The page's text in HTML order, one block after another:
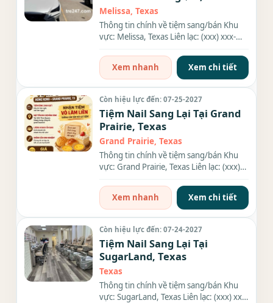
Melissa, Texas
Thông tin chính về tiệm sang/bán Khu
vực: Melissa, Texas Liên lạc: (xxx) xxx-
Xem nhanh
Xem chi tiết
Còn hiệu lực đến: 07-25-2027
Tiệm Nail Sang Lại Tại Grand
Prairie, Texas
Grand Prairie, Texas
Thông tin chính về tiệm sang/bán Khu
vực: Grand Prairie, Texas Liên lạc: (xxx)
Xem nhanh
Xem chi tiết
Còn hiệu lực đến: 07-24-2027
Tiệm Nail Sang Lại Tại
SugarLand, Texas
Texas
Thông tin chính về tiệm sang/bán Khu
vực: SugarLand, Texas Liên lạc: (xxx) xxx-